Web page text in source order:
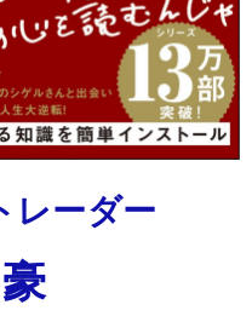
レーダー